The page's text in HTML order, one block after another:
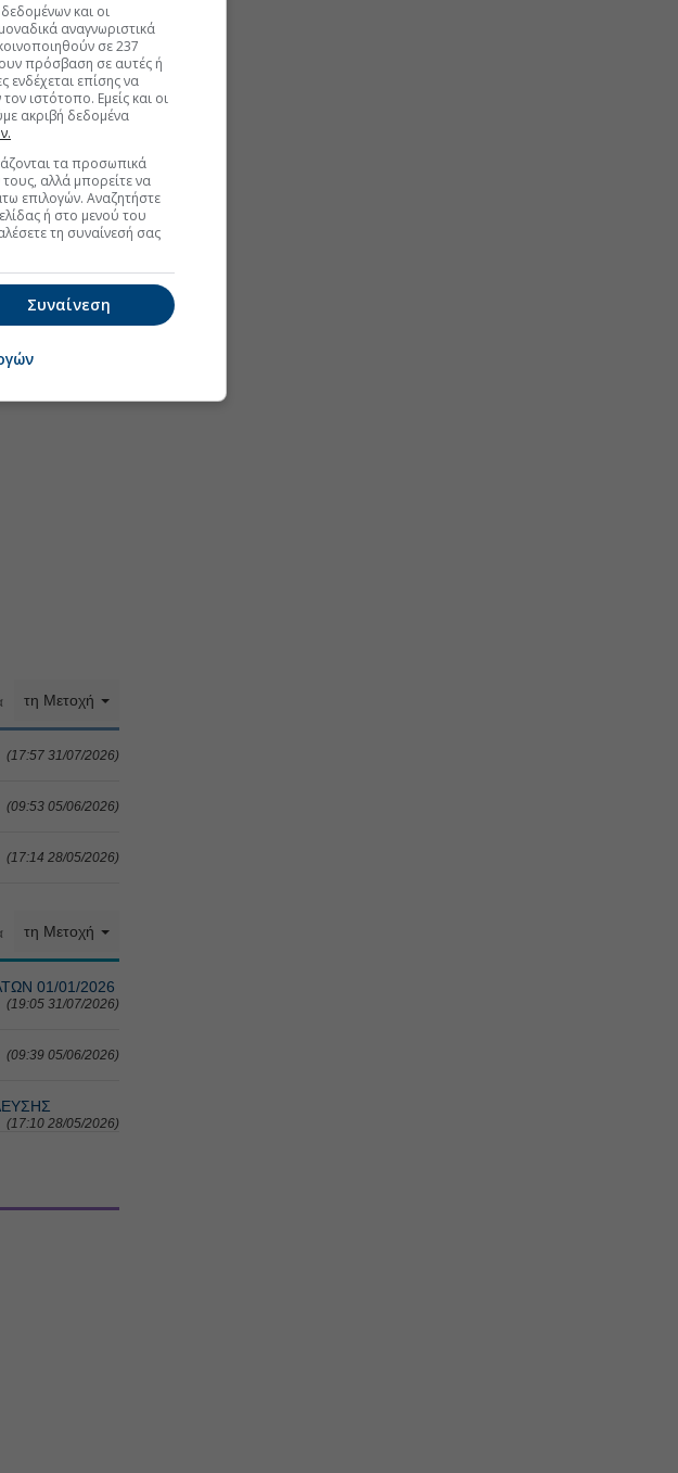
8 η αποκοπή
τη Μετοχή
(17:57 31/07/2026)
(09:53 05/06/2026)
(17:14 28/05/2026)
τη Μετοχή
01/01/2026
(19:05 31/07/2026)
(09:39 05/06/2026)
(17:10 28/05/2026)
και οι
αναγνωριστικά
σε 237
πρόσβαση σε αυτές ή
ενδέχεται επίσης να
ιστότοπο. Εμείς και οι
ακριβή δεδομένα
τα προσωπικά
αλλά μπορείτε να
επιλογών. Αναζητήστε
ή στο μενού του
τη συναίνεσή σας
Συναίνεση